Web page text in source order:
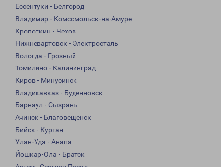
Ессентуки - Белгород
Владимир - Комсомольск-на-Амуре
Кропоткин - Чехов
Нижневартовск - Электросталь
Вологда - Грозный
Томилино - Калининград
Киров - Минусинск
Владикавказ - Буденновск
Барнаул - Сызрань
Ачинск - Благовещенск
Бийск - Курган
Улан-Удэ - Анапа
Йошкар-Ола - Братск